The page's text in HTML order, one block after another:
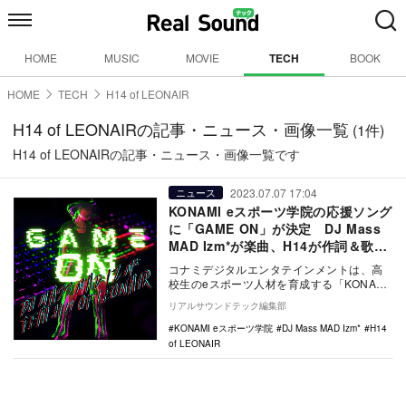
HOME MUSIC MOVIE TECH BOOK
HOME TECH H14 of LEONAIR
H14 of LEONAIRの記事・ニュース・画像一覧 (1件)
H14 of LEONAIRの記事・ニュース・画像一覧です
ニュース 2023.07.07 17:04
KONAMI eスポーツ学院の応援ソング
に「GAME ON」が決定 DJ Mass
MAD Izm*が楽曲、H14が作詞＆歌唱
を担当
コナミデジタルエンタテインメントは、高
校生のeスポーツ人材を育成する「KONAMI
eスポーツ学院」で活動する高校生eスポー
ツチ…
リアルサウンドテック編集部
KONAMI eスポーツ学院
DJ Mass MAD Izm*
H14
of LEONAIR